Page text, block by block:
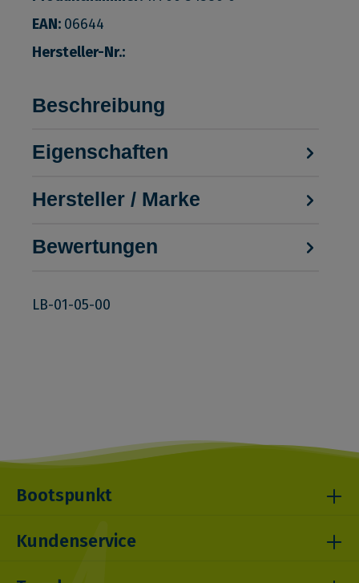
EAN: 06644
Hersteller-Nr.:
Beschreibung
Eigenschaften
Hersteller / Marke
Bewertungen
LB-01-05-00
Bootspunkt
Kundenservice